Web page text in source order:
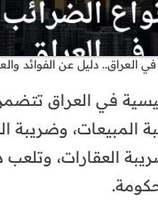
العراق.. دليل عن الفوائد
في العراق
المبيعات، وضريبة
العقارات، وتلعب